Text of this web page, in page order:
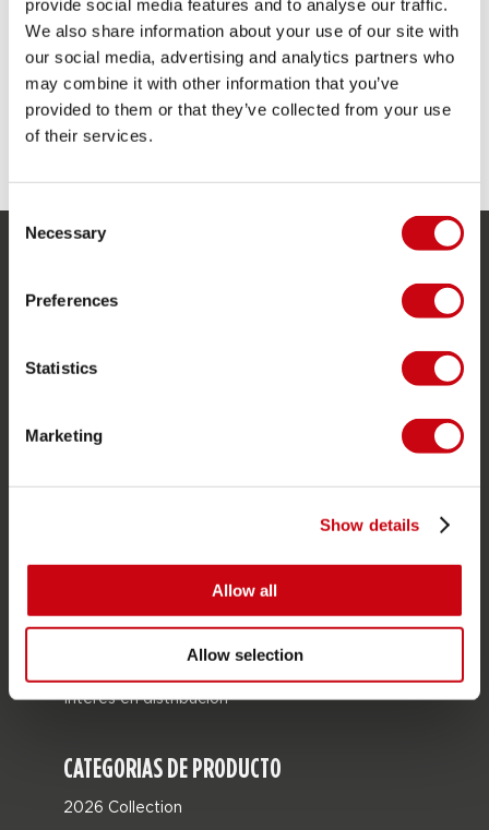
provide social media features and to analyse our traffic.
We also share information about your use of our site with
our social media, advertising and analytics partners who
may combine it with other information that you’ve
provided to them or that they’ve collected from your use
of their services.
Consent
Selection
Necessary
Preferences
Statistics
Marketing
Show details
Allow all
Allow selection
Cómodo tejido elástico
Tejido de secado rápido ligero
COMPARTE TUS #JOBEMOMENTS
Pedidos y pago
Acerca de Jobe
Interés en distribución
CATEGORIAS DE PRODUCTO
2026 Collection